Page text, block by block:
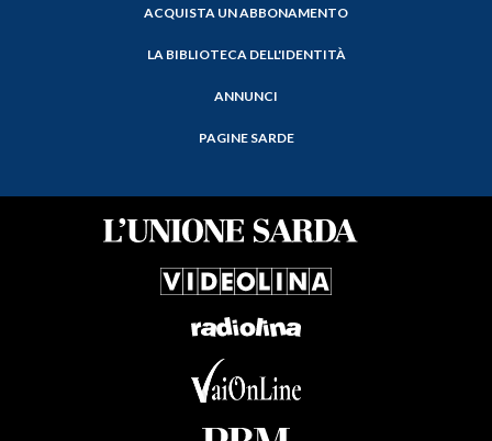
ACQUISTA UN ABBONAMENTO
LA BIBLIOTECA DELL'IDENTITÀ
ANNUNCI
PAGINE SARDE